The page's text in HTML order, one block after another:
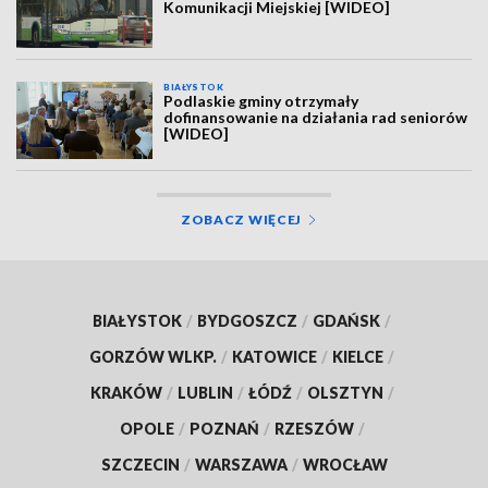
Komunikacji Miejskiej [WIDEO]
BIAŁYSTOK
Podlaskie gminy otrzymały
dofinansowanie na działania rad seniorów
[WIDEO]
ZOBACZ WIĘCEJ
BIAŁYSTOK / BYDGOSZCZ / GDAŃSK /
GORZÓW WLKP. / KATOWICE / KIELCE /
KRAKÓW / LUBLIN / ŁÓDŹ / OLSZTYN /
OPOLE / POZNAŃ / RZESZÓW /
SZCZECIN / WARSZAWA / WROCŁAW